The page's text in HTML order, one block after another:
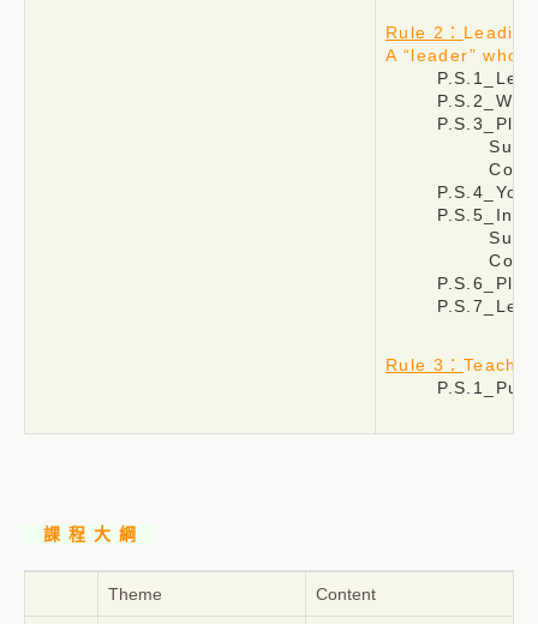
Rule 2：
A “leader” who
Subject：
Content：
P.S.4_You
P.S.5_In 3
Subject：
Content：
P.S.6_Please
Rule 3：
課 程 大 綱
Theme Content